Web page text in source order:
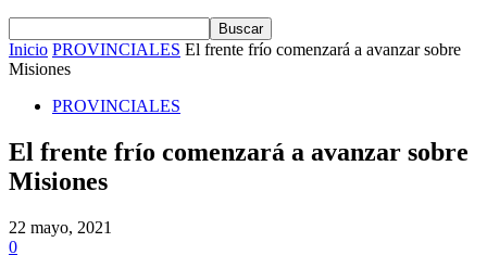
Inicio PROVINCIALES El frente frío comenzará a avanzar sobre
Misiones
PROVINCIALES
El frente frío comenzará a avanzar sobre
Misiones
22 mayo, 2021
0